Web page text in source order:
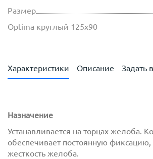
Размер
Optima круглый 125х90
Характеристики Описание Задать
Назначение
Устанавливается на торцах желоба.
обеспечивает постоянную фиксацию,
жесткость желоба.